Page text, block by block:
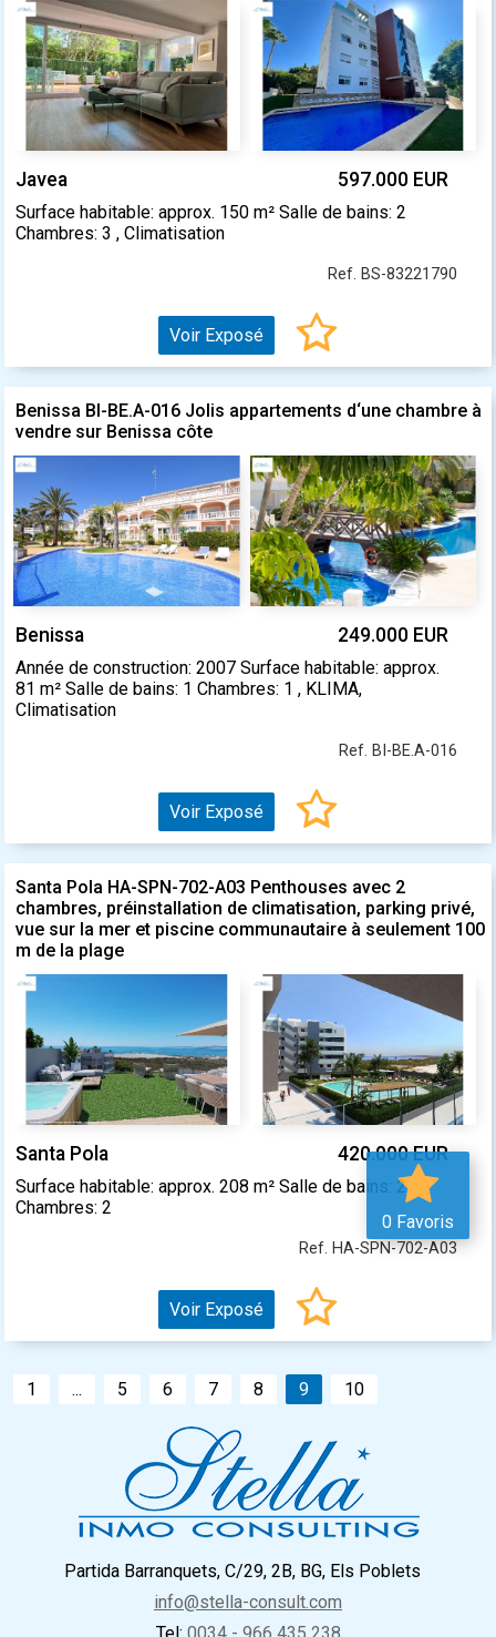
Javea 597.000 EUR
Surface habitable: approx. 150 m² Salle de bains: 2
Chambres: 3 , Climatisation
Ref. BS-83221790
Voir Exposé
Benissa BI-BE.A-016 Jolis appartements d‘une chambre à
vendre sur Benissa côte
Benissa 249.000 EUR
Année de construction: 2007 Surface habitable: approx.
81 m² Salle de bains: 1 Chambres: 1 , KLIMA,
Climatisation
Ref. BI-BE.A-016
Voir Exposé
Santa Pola HA-SPN-702-A03 Penthouses avec 2
chambres, préinstallation de climatisation, parking privé,
vue sur la mer et piscine communautaire à seulement 100
m de la plage
Santa Pola 420.000 EUR
Surface habitable: approx. 208 m² Salle de bains: 2
Chambres: 2
Ref. HA-SPN-702-A03
Voir Exposé
1 ... 5 6 7 8 9 10
0 Favoris
Partida Barranquets, C/29, 2B, BG, Els Poblets
info@stella-consult.com